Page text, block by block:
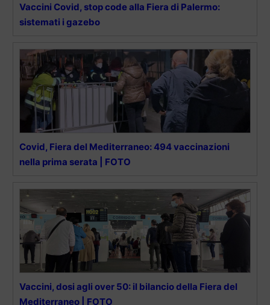
Vaccini Covid, stop code alla Fiera di Palermo:
sistemati i gazebo
Covid, Fiera del Mediterraneo: 494 vaccinazioni
nella prima serata | FOTO
Vaccini, dosi agli over 50: il bilancio della Fiera del
Mediterraneo | FOTO